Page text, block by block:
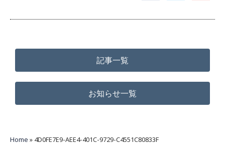
記事一覧
お知らせ一覧
Home » 4D0FE7E9-AEE4-401C-9729-C4551C80833F